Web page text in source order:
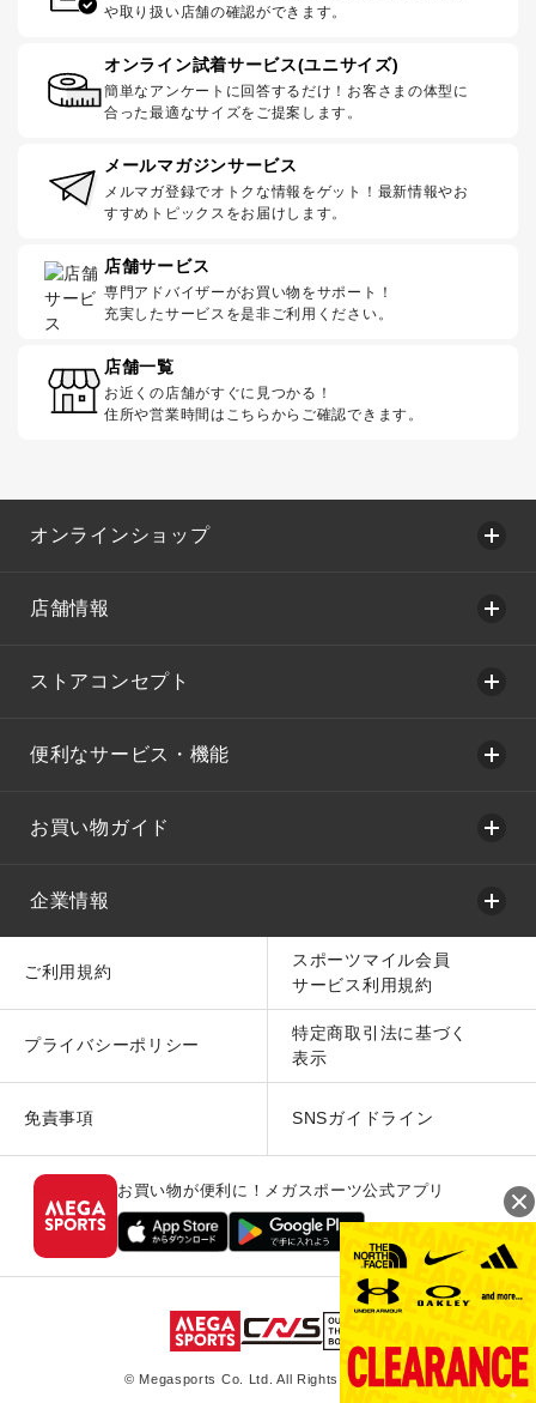
や取り扱い店舗の確認ができます。
オンライン試着サービス(ユニサイズ)
簡単なアンケートに回答するだけ！お客さまの体型に
合った最適なサイズをご提案します。
メールマガジンサービス
メルマガ登録でオトクな情報をゲット！最新情報やお
すすめトピックスをお届けします。
店舗サービス
専門アドバイザーがお買い物をサポート！
充実したサービスを是非ご利用ください。
店舗一覧
お近くの店舗がすぐに見つかる！
住所や営業時間はこちらからご確認できます。
オンラインショップ
店舗情報
ストアコンセプト
便利なサービス・機能
お買い物ガイド
企業情報
ご利用規約
スポーツマイル会員
サービス利用規約
プライバシーポリシー
特定商取引法に基づく
表示
免責事項 SNSガイドライン
お買い物が便利に！メガスポーツ公式アプリ
© Megasports Co. Ltd. All Rights Reserved.